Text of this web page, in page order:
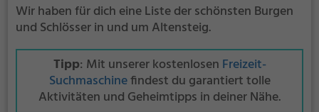
Wir haben für dich eine Liste der schönsten Burgen
und Schlösser in und um Altensteig.
Tipp: Mit unserer kostenlosen Freizeit-
Suchmaschinefindest du garantiert tolle
Aktivitäten und Geheimtipps in deiner Nähe.